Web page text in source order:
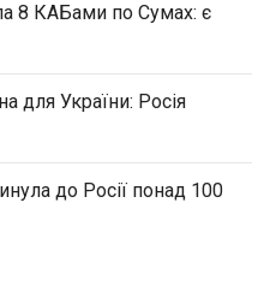
8 КАБами по Сумах: є
для України: Росія
до Росії понад 100